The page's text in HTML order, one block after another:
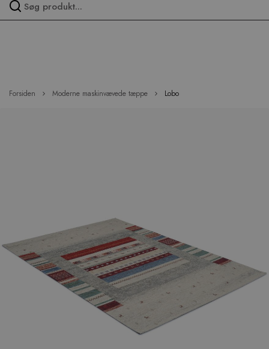
Forsiden Moderne maskinvævede tæppe Lobo